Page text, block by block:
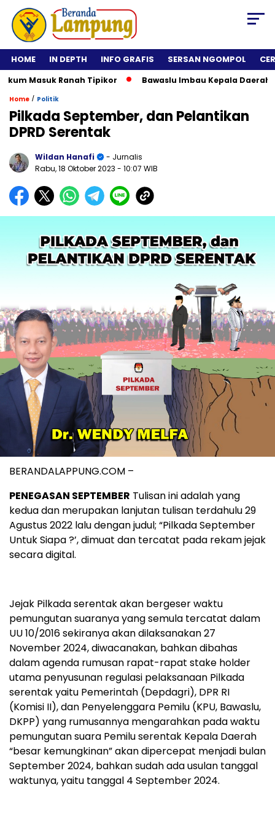
HOME IN DEPTH INFO GRAFIS SERSAN NGOMPOL
Ranah Tipikor Bawaslu Imbau Kepala Daerah Tidak
Home / Politik
Pilkada September, dan Pelantikan
DPRD Serentak
Wildan Hanafi
- Jurnalis
Rabu, 18 Oktober 2023 - 10:07 WIB
BERANDALAPPUNG.COM –
PENEGASAN SEPTEMBER Tulisan ini adalah yang
kedua dan merupakan lanjutan tulisan terdahulu 29
Agustus 2022 lalu dengan judul; “Pilkada September
Untuk Siapa ?’, dimuat dan tercatat pada rekam jejak
secara digital.
Jejak Pilkada serentak akan bergeser waktu
pemungutan suaranya yang semula tercatat dalam
UU 10/2016 sekiranya akan dilaksanakan 27
November 2024, diwacanakan, bahkan dibahas
dalam agenda rumusan rapat-rapat stake holder
utama penyusunan regulasi pelaksanaan Pilkada
serentak yaitu Pemerintah (Depdagri), DPR RI
(Komisi II), dan Penyelenggara Pemilu (KPU, Bawaslu,
DKPP) yang rumusannya mengarahkan pada waktu
pemungutan suara Pemilu serentak Kepala Daerah
“besar kemungkinan” akan dipercepat menjadi bulan
September 2024, bahkan sudah ada usulan tanggal
waktunya, yaitu tanggal 4 September 2024.